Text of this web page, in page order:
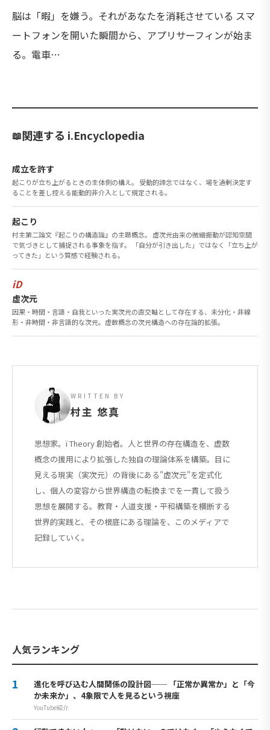
脳は「暇」を嫌う。それがあなたを消耗させている スマ
ートフォンを開いた瞬間から、アプリサーフィンが始ま
る。電車…
関連する i.Encyclopedia
成立を許す
起こりが立ち上がるときの主体側の構え。 受動的諦念ではなく、場を過剰決定す
ることを差し控える能動的非介入として規定される。
起こり
村主第二論文『起こりの構造論』の主題概念。 虚次元由来の微細振動が認知空間
で気づきとして捕捉される事象を指す。 「自分が引き出した」ではなく「立ち上が
ってきた」という質感で経験される。
iD
虚次元
因果・時間・言語・自我といった実次元の直交軸として存在する、未分化・非線
形・非時間・非言語的な次元。虚数概念の次元構造への存在論的拡張。
WRITTEN BY
村主 悠真
思想家。ï Theory 創始者。人と世界の存在構造を、虚数
概念の援用により拡張した独自の理論体系を構築。目に
見える現実（実次元）の背後にある"虚次元"を定式化
し、個人の変容から世界構造の転換までを一貫して扱う
思想を展開する。教育・人道支援・平和構築を横断する
世界的実践と、その根底にある理論を、このメディアで
記録していく。
人気ランキング
進化を呼び込む人間関係の設計図── 「正常か異常か」と「今
か未来か」、4象限で人を見るという視座
YouTube紹介